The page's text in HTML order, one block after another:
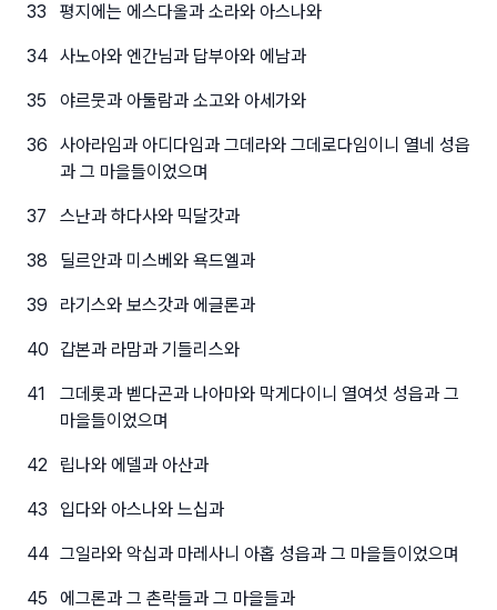
33 평지에는 에스다올과 소라와 아스나와
34 사노아와 엔간님과 답부아와 에남과
35 야르뭇과 아둘람과 소고와 아세가와
36
사아라임과 아디다임과 그데라와 그데로다임이니 열네 성읍
과 그 마을들이었으며
37 스난과 하다사와 믹달갓과
38 딜르안과 미스베와 욕드엘과
39 라기스와 보스갓과 에글론과
40 갑본과 라맘과 기들리스와
41
그데롯과 벧다곤과 나아마와 막게다이니 열여섯 성읍과 그
마을들이었으며
42 립나와 에델과 아산과
43 입다와 아스나와 느십과
44 그일라와 악십과 마레사니 아홉 성읍과 그 마을들이었으며
45 에그론과 그 촌락들과 그 마을들과